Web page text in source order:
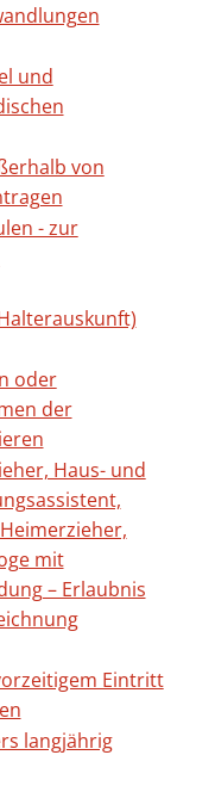
und
von
- zur
oder
der
Haus- und
mit
– Erlaubnis
Eintritt
langjährig